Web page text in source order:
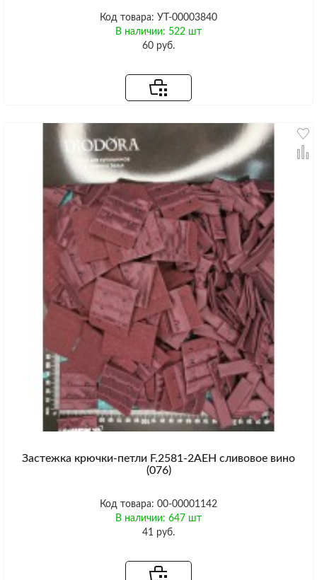
Код товара: УТ-00003840
В наличии: 522 шт
60 руб.
Застежка крючки-петли F.2581-2AEH сливовое вино
(076)
Код товара: 00-00001142
В наличии: 647 шт
41 руб.